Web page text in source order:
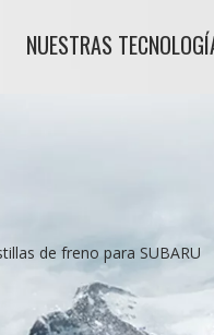
NUESTRAS
de freno para SUBARU